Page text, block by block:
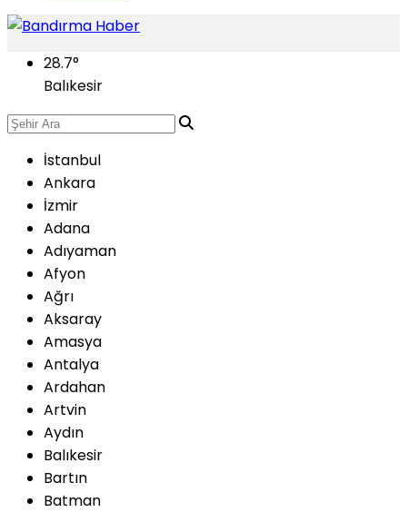
28.7°
Balıkesir
İstanbul
Ankara
İzmir
Adana
Adıyaman
Afyon
Ağrı
Aksaray
Amasya
Antalya
Ardahan
Artvin
Aydın
Balıkesir
Bartın
Batman